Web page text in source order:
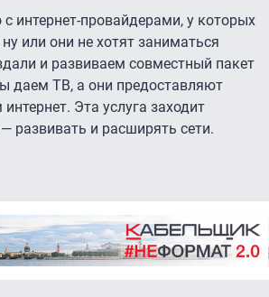
интернет-провайдерами, у которых
или они не хотят заниматься
и развиваем совместный пакет
даем ТВ, а они предоставляют
Эта услуга заходит
развивать и расширять сети.